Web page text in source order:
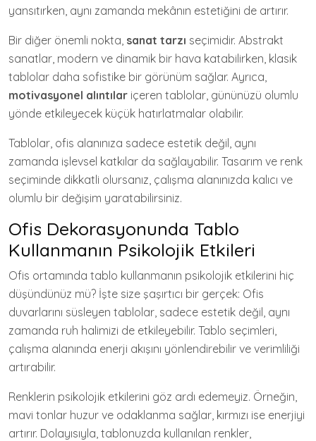
yansıtırken, aynı zamanda mekânın estetiğini de artırır.
Bir diğer önemli nokta, sanat tarzı seçimidir. Abstrakt
sanatlar, modern ve dinamik bir hava katabilirken, klasik
tablolar daha sofistike bir görünüm sağlar. Ayrıca,
motivasyonel alıntılar içeren tablolar, gününüzü olumlu
yönde etkileyecek küçük hatırlatmalar olabilir.
Tablolar, ofis alanınıza sadece estetik değil, aynı
zamanda işlevsel katkılar da sağlayabilir. Tasarım ve renk
seçiminde dikkatli olursanız, çalışma alanınızda kalıcı ve
olumlu bir değişim yaratabilirsiniz.
Ofis Dekorasyonunda Tablo
Kullanmanın Psikolojik Etkileri
Ofis ortamında tablo kullanmanın psikolojik etkilerini hiç
düşündünüz mü? İşte size şaşırtıcı bir gerçek: Ofis
duvarlarını süsleyen tablolar, sadece estetik değil, aynı
zamanda ruh halimizi de etkileyebilir. Tablo seçimleri,
çalışma alanında enerji akışını yönlendirebilir ve verimliliği
artırabilir.
Renklerin psikolojik etkilerini göz ardı edemeyiz. Örneğin,
mavi tonlar huzur ve odaklanma sağlar, kırmızı ise enerjiyi
artırır. Dolayısıyla, tablonuzda kullanılan renkler,